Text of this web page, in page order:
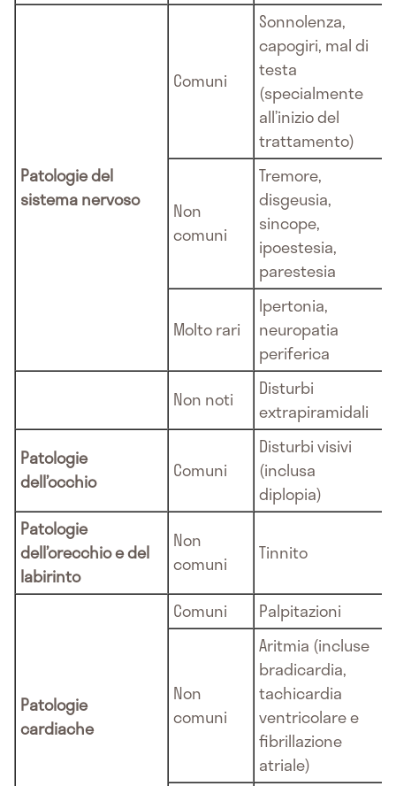
Patologie del
sistema nervoso
Comuni
Sonnolenza,
capogiri, mal di
testa
(specialmente
all’inizio del
trattamento)
Non
comuni
Tremore,
disgeusia,
sincope,
ipoestesia,
parestesia
Molto rari
Ipertonia,
neuropatia
periferica
Non noti
Disturbi
extrapiramidali
Patologie
dell’occhio
Comuni
Disturbi visivi
(inclusa
diplopia)
Patologie
dell’orecchio e del
labirinto
Non
comuni
Tinnito
Patologie
cardiache
Comuni Palpitazioni
Non
comuni
Aritmia (incluse
bradicardia,
tachicardia
ventricolare e
fibrillazione
atriale)